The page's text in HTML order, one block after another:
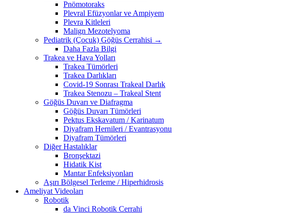
Pnömotoraks
Plevral Efüzyonlar ve Ampiyem
Plevra Kitleleri
Malign Mezotelyoma
Pediatrik (Çocuk) Göğüs Cerrahisi →
Daha Fazla Bilgi
Trakea ve Hava Yolları
Trakea Tümörleri
Trakea Darlıkları
Covid-19 Sonrası Trakeal Darlık
Trakea Stenozu – Trakeal Stent
Göğüs Duvarı ve Diafragma
Göğüs Duvarı Tümörleri
Pektus Ekskavatum / Karinatum
Diyafram Hernileri / Evantrasyonu
Diyafram Tümörleri
Diğer Hastalıklar
Bronşektazi
Hidatik Kist
Mantar Enfeksiyonları
Aşırı Bölgesel Terleme / Hiperhidrosis
Ameliyat Videoları
Robotik
da Vinci Robotik Cerrahi